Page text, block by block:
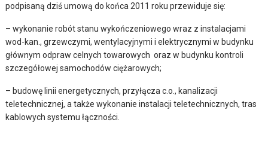
podpisaną dziś umową do końca 2011 roku przewiduje się:
– wykonanie robót stanu wykończeniowego wraz z instalacjami
wod-kan., grzewczymi, wentylacyjnymi i elektrycznymi w budynku
głównym odpraw celnych towarowych oraz w budynku kontroli
szczegółowej samochodów ciężarowych;
– budowę linii energetycznych, przyłącza c.o., kanalizacji
teletechnicznej, a także wykonanie instalacji teletechnicznych, tras
kablowych systemu łączności.